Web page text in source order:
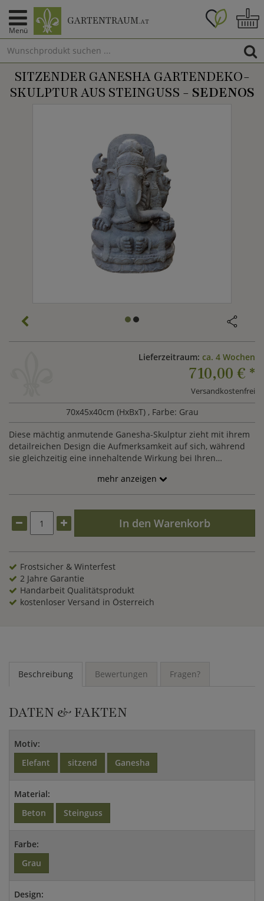
Menü
GARTENTRAUM.AT
SITZENDER GANESHA GARTENDEKO-
SKULPTUR AUS STEINGUSS - SEDENOS
Lieferzeitraum: ca. 4 Wochen
710,00 € *
Versandkostenfrei
70x45x40cm (HxBxT) , Farbe: Grau
Diese mächtig anmutende Ganesha-Skulptur zieht mit ihrem
detailreichen Design die Aufmerksamkeit auf sich, während
sie gleichzeitig eine innehaltende Wirkung bei Ihren
individuell von Meisterhand aus Steinguss hergestellt. Dabei
sorgen die Handarbeit des Steinmetzes und das
Charakter der Skulptur ausmachen.
mehr anzeigen
In den Warenkorb
Frostsicher & Winterfest
2 Jahre Garantie
Handarbeit Qualitätsprodukt
kostenloser Versand in Österreich
Beschreibung Bewertungen Fragen?
DATEN & FAKTEN
Motiv:
Elefant
sitzend Ganesha
Material:
Beton
Steinguss
Farbe:
Grau
Design: